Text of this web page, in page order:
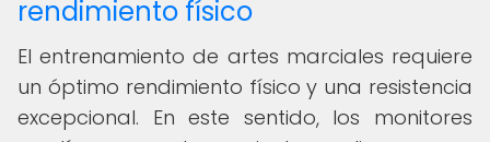
rendimiento físico
El entrenamiento de artes marciales requiere
un óptimo rendimiento físico y una resistencia
excepcional. En este sentido, los monitores